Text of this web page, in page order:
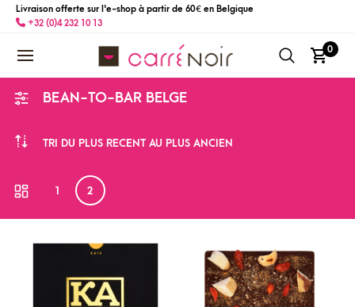
Livraison offerte sur l'e-shop à partir de 60 € en Belgique
+32 (0)4 232 10 13
0
BEAN-TO-BAR BELGE
TRI DU PLUS RÉCENT AU PLUS ANCIEN
1 2